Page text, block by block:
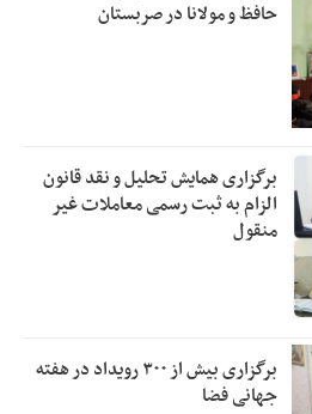
حافظ و مولانا در صربستان
برگزاری همایش تحلیل و نقد قانون
الزام به ثبت رسمی معاملات غیر
منقول
برگزاری بیش از ۳۰۰ رویداد در هفته
جهانی فضا